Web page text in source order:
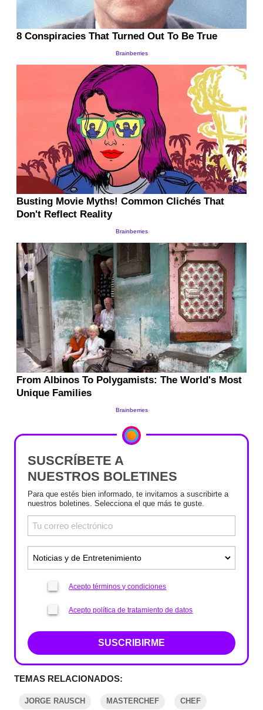
SUSCRÍBETE A
NUESTROS BOLETINES
Para que estés bien informado, te invitamos a suscribirte a
nuestros boletines. Selecciona el que más te guste.
Acepto términos y condiciones
Acepto política de tratamiento de datos
SUSCRIBIRME
TEMAS RELACIONADOS:
JORGE RAUSCH MASTERCHEF CHEF